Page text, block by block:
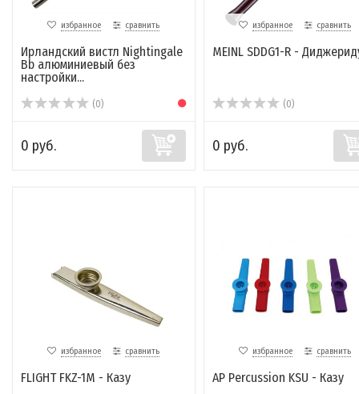
избранное сравнить
Ирландский вистл Nightingale
Bb алюминиевый без
настройки...
(0)
0 руб.
избранное сравнить
MEINL SDDG1-R -
(0)
0 руб.
избранное сравнить
FLIGHT FKZ-1M - Казу
избранное сравнить
AP Percussion KSU - Казу